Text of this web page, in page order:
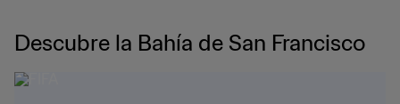
Descubre la Bahía de San Francisco